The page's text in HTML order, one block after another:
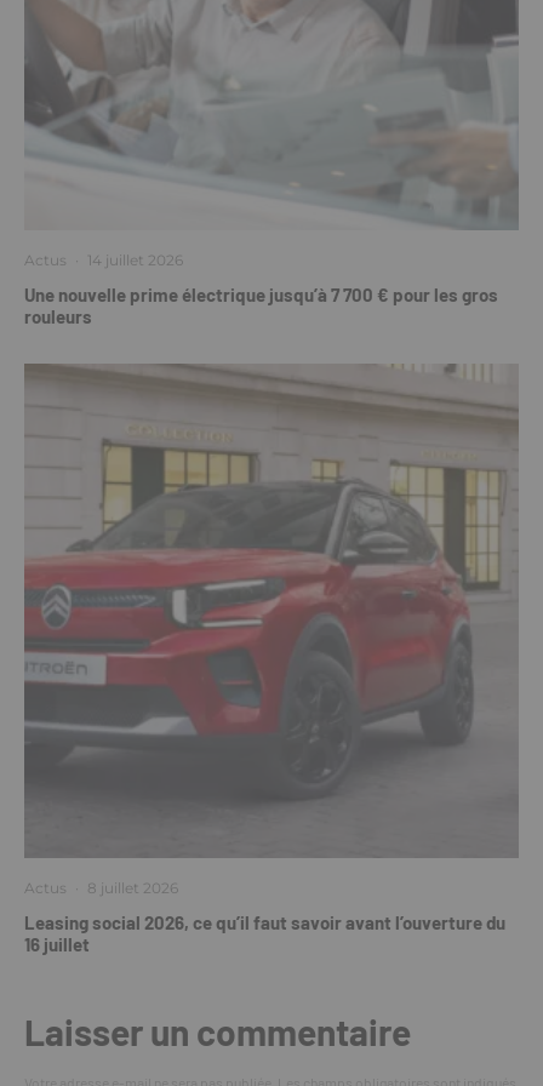
Actus · 14 juillet 2026
Une nouvelle prime électrique jusqu’à 7 700 € pour les gros
rouleurs
Actus · 8 juillet 2026
Leasing social 2026, ce qu’il faut savoir avant l’ouverture du
16 juillet
Laisser un commentaire